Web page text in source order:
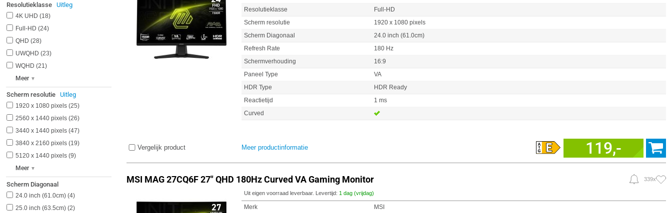
Resolutieklasse Uitleg
4K UHD
18
Full-HD 24
QHD 28
UWQHD 23
WQHD 21
Meer
Scherm resolutie Uitleg
1920 x 1080 pixels 25
2560 x 1440 pixels 26
3440 x 1440 pixels 47
3840 x 2160 pixels 19
5120 x 1440 pixels 9
Meer
Scherm Diagonaal
24.0 inch (61.0cm) 4
25.0 inch (63.5cm) 2
Resolutieklasse
Full-HD
Scherm resolutie
1920 x 1080 pixels
Scherm Diagonaal
24.0 inch (61.0cm)
Refresh Rate
180 Hz
Schermverhouding
16:9
Paneel Type
VA
HDR Type
HDR Ready
Reactietijd
1 ms
Curved
Vergelijk product Meer productinformatie 119,-
MSI MAG 27CQ6F 27" QHD 180Hz Curved VA Gaming Monitor 339x
Uit eigen voorraad leverbaar. Levertijd: 1 dag (vrijdag)
Merk
MSI